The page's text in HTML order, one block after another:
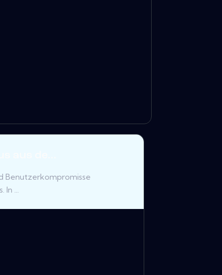
Benutzerkompromisse
In ...